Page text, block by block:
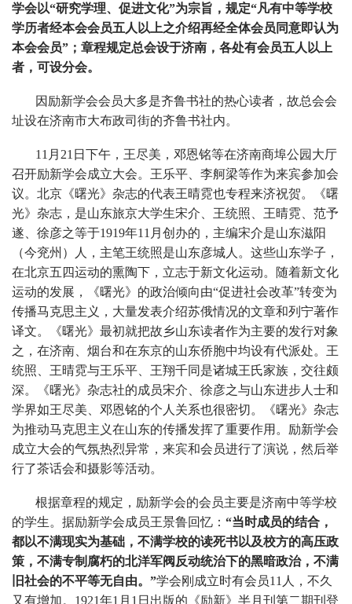
学会以“研究学理、促进文化”为宗旨，规定“凡有中等学校
学历者经本会会员五人以上之介绍再经全体会员同意即认为
本会会员”；章程规定总会设于济南，各处有会员五人以上
者，可设分会。
因励新学会会员大多是齐鲁书社的热心读者，故总会会
址设在济南市大布政司街的齐鲁书社内。
11月 21 日下午，王尽美，邓恩铭等在济南商埠公园大厅
召开励新学会成立大会。王乐平、李舸梁等作为来宾参加会
议。北京《曙光》杂志的代表王晴霓也专程来济祝贺。《曙
光》杂志，是山东旅京大学生宋介、王统照、王晴霓、范予
遂、徐彦之等于1919年11 月创办的，主编宋介是山东滋阳
（今兖州）人，主笔王统照是山东彦城人。这些山东学子，
在北京五四运动的熏陶下，立志于新文化运动。随着新文化
运动的发展，《曙光》的政治倾向由“促进社会改革”转变为
传播马克思主义，大量发表介绍苏俄情况的文章和列宁著作
译文。《曙光》最初就把故乡山东读者作为主要的发行对象
之，在济南、烟台和在东京的山东侨胞中均设有代派处。王
统照、王晴霓与王乐平、王翔千同是诸城王氏家族，交往颇
深。《曙光》杂志社的成员宋介、徐彦之与山东进步人士和
学界如王尽美、邓恩铭的个人关系也很密切。《曙光》杂志
为推动马克思主义在山东的传播发挥了重要作用。励新学会
成立大会的气氛热烈异常，来宾和会员进行了演说，然后举
行了茶话会和摄影等活动。
根据章程的规定，励新学会的会员主要是济南中等学校
的学生。据励新学会成员王景鲁回忆： “当时成员的结合，
都以不满现实为基础，不满学校的读死书以及校方的高压政
策，不满专制腐朽的北洋军阀反动统治下的黑暗政治，不满
旧社会的不平等无自由。”学会刚成立时有会员11 人，不久
又有增加。 1921年1 月 1 日出版的《励新》半月刊第二期刊登